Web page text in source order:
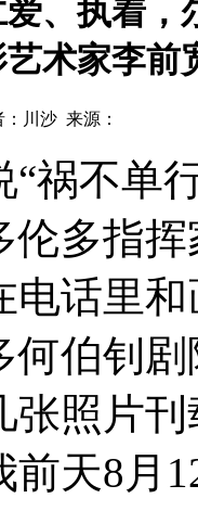
爱、执着
术家李前
：川沙 来源：
“祸不单
伦多指
电话里
何伯钊
张照片
前天8月